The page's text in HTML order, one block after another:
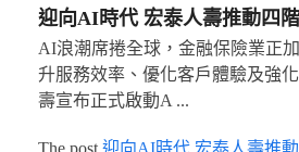
迎向AI時代 宏泰人壽推動四
AI浪潮席捲全球，金融保險業正
升服務效率、優化客戶體驗及強
壽宣布正式啟動A ...